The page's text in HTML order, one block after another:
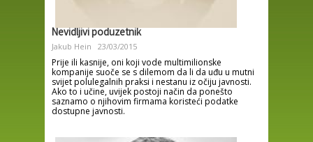
Nevidljivi poduzetnik
Jakub Hein 23/03/2015
Prije ili kasnije, oni koji vode multimilionske
kompanije suoče se s dilemom da li da uđu u mutni
svijet polulegalnih praksi i nestanu iz očiju javnosti.
Ako to i učine, uvijek postoji način da ponešto
saznamo o njihovim firmama koristeći podatke
dostupne javnosti.